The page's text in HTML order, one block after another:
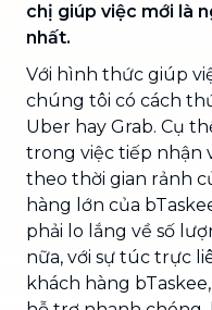
chị giúp việc mới là
nhất.
Với hình thức giúp
chúng tôi có cách
Uber hay Grab. Cụ
trong việc tiếp nhận
theo thời gian rảnh
hàng lớn của
phải lo lắng về số
nữa, với sự túc trực
khách hàng